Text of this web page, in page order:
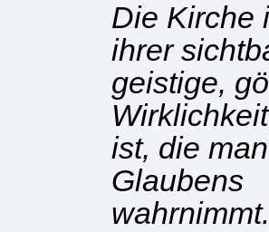
Die Kirche
ihrer
geistige,
ist, die
Glaubens
wahrnimmt.